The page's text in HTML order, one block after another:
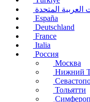
العربية المتحدة
España
Deutschland
France
Italia
Россия
Москва
Нижний
Тольятти